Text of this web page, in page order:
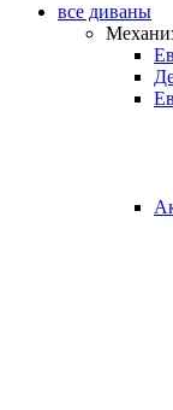
все диваны